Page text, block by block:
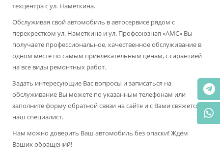
техцентра с ул. Наметкина.
Обслуживая свой автомобиль в автосервисе рядом с
перекрестком ул. Наметкина и ул. Профсоюзная «АМС» Вы
получаете профессиональное, качественное обслуживание в
одном месте по самым привлекательным ценам, с гарантией
на все виды ремонтных работ.
Задать интересующие Вас вопросы и записаться на
обслуживание Вы можете по указанным телефонам или
заполните форму обратной связи на сайте и с Вами свяжется
наш специалист.
Нам можно доверить Ваш автомобиль без опаски! Ждём
Ваших обращений!